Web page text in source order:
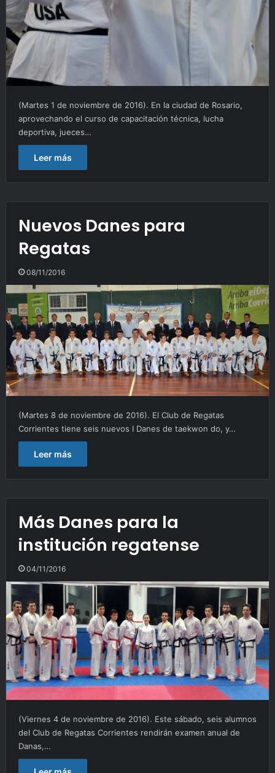
(Martes 1 de noviembre de 2016). En la ciudad de Rosario,
aprovechando el curso de capacitación técnica, lucha
deportiva, jueces…
Leer más
Nuevos Danes para
Regatas
08/11/2016
(Martes 8 de noviembre de 2016). El Club de Regatas
Corrientes tiene seis nuevos I Danes de taekwon do, y…
Leer más
Más Danes para la
institución regatense
04/11/2016
(Viernes 4 de noviembre de 2016). Este sábado, seis alumnos
del Club de Regatas Corrientes rendirán examen anual de
Danas,…